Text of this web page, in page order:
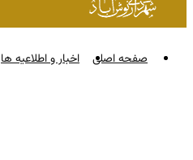
صفحه اصلی اخبار و اطلاعیه ها